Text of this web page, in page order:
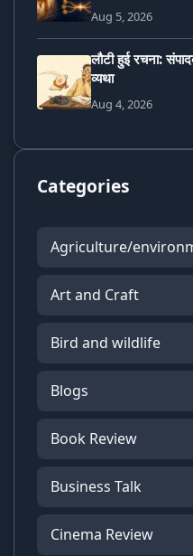
Aug 5, 2026
लौटी हुई रचना:
व्यथा
Aug 4, 2026
Categories
Agriculture/
Art and Craft
Bird and wildlife
Blogs
Book Review
Business Talk
Cinema Review